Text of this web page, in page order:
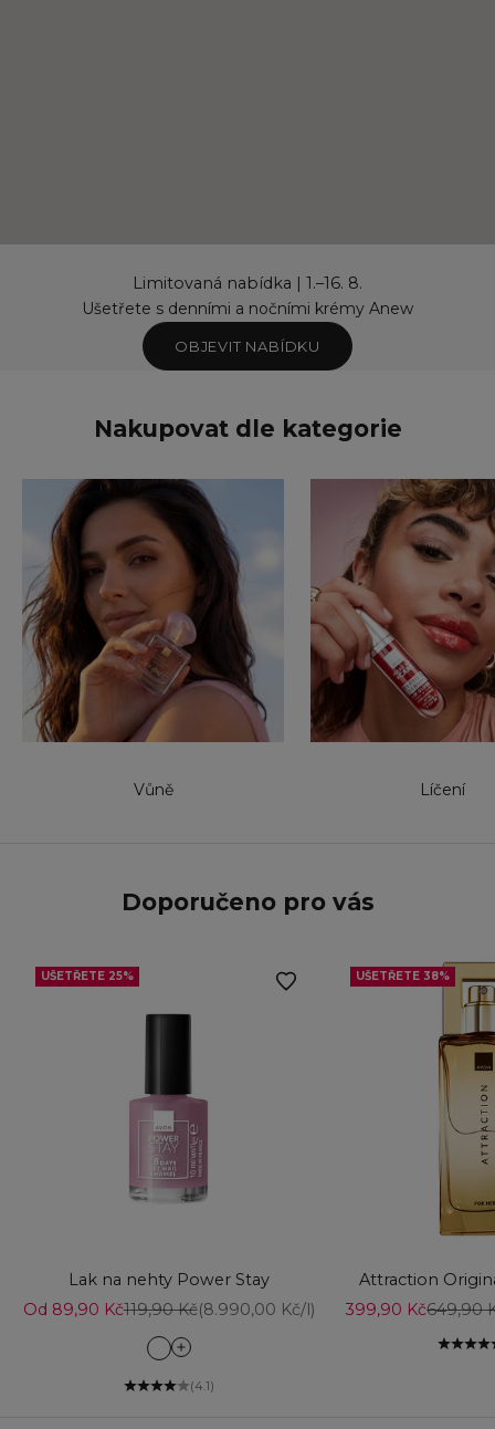
Limitovaná nabídka | 1.–16. 8.
Ušetřete s denními a nočními krémy Anew
OBJEVIT NABÍDKU
Nakupovat dle kategorie
Vůně Líčení
Doporučeno pro vás
UŠETŘETE 25%
Lak na nehty Power Stay
Prodejní cena
Od 89,90 KčBěžná cena
119,90 Kč(8.990,00 Kč/l)
Can't Quit Cafe
Cosy Therapy
(4.1)
UŠETŘETE 38%
Attraction
Prodejní cena
399,90 KčBěžná
649,90